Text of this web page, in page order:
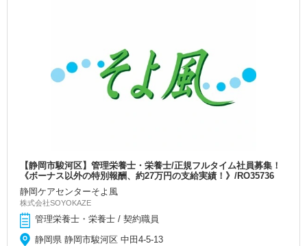
【静岡市駿河区】管理栄養士・栄養士/正規フルタイム社員募集！
《ボーナス以外の特別報酬、約27万円の支給実績！》/RO35736
静岡ケアセンターそよ風
株式会社SOYOKAZE
管理栄養士・栄養士 / 契約職員
静岡県 静岡市駿河区 中田4-5-13